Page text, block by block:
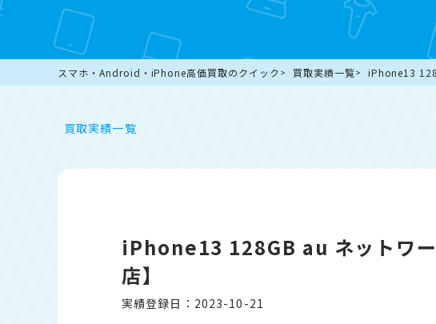
スマホ・Android・iPhone高価買取のクイック 買取実績一覧 iPhone13
買取実績一覧
iPhone13 128GB au ネットワ
店】
実績登録日：2023-10-21